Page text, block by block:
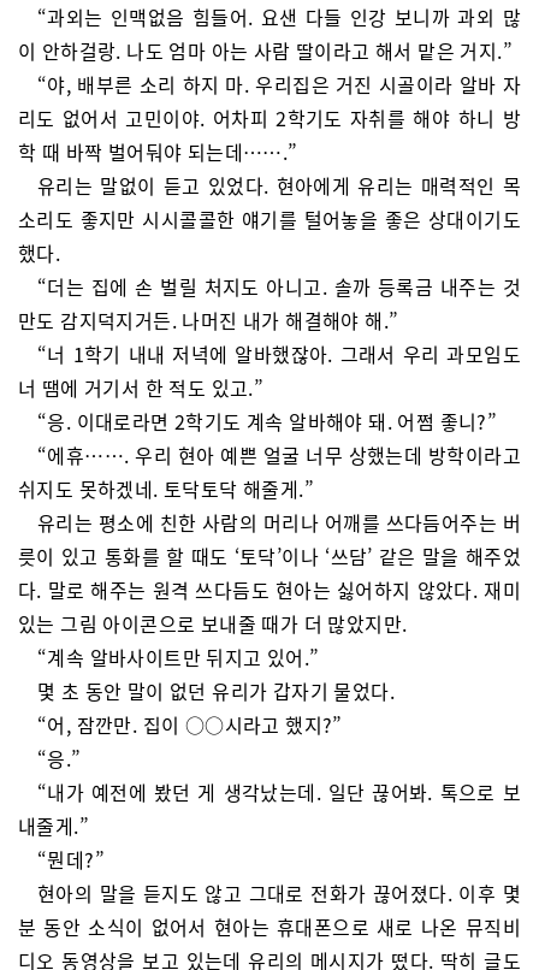
“과외는 인맥없음 힘들어. 요샌 다들 인강 보니까 과외 많
이 안하걸랑. 나도 엄마 아는 사람 딸이라고 해서 맡은 거지.”
“야, 배부른 소리 하지 마. 우리집은 거진 시골이라 알바 자
리도 없어서 고민이야. 어차피 2학기도 자취를 해야 하니 방
학 때 바짝 벌어둬야 되는데…….”
유리는 말없이 듣고 있었다. 현아에게 유리는 매력적인 목
소리도 좋지만 시시콜콜한 얘기를 털어놓을 좋은 상대이기도
했다.
“더는 집에 손 벌릴 처지도 아니고. 솔까 등록금 내주는 것
만도 감지덕지거든. 나머진 내가 해결해야 해.”
“너 1학기 내내 저녁에 알바했잖아. 그래서 우리 과모임도
너 땜에 거기서 한 적도 있고.”
“응. 이대로라면 2학기도 계속 알바해야 돼. 어쩜 좋니?”
“에휴……. 우리 현아 예쁜 얼굴 너무 상했는데 방학이라고
쉬지도 못하겠네. 토닥토닥 해줄게.”
유리는 평소에 친한 사람의 머리나 어깨를 쓰다듬어주는 버
릇이 있고 통화를 할 때도 ‘토닥’이나 ‘쓰담’ 같은 말을 해주었
다. 말로 해주는 원격 쓰다듬도 현아는 싫어하지 않았다. 재미
있는 그림 아이콘으로 보내줄 때가 더 많았지만.
“계속 알바사이트만 뒤지고 있어.”
몇 초 동안 말이 없던 유리가 갑자기 물었다.
“어, 잠깐만. 집이 ○○시라고 했지?”
“응.”
“내가 예전에 봤던 게 생각났는데. 일단 끊어봐. 톡으로 보
내줄게.”
“뭔데?”
현아의 말을 듣지도 않고 그대로 전화가 끊어졌다. 이후 몇
분 동안 소식이 없어서 현아는 휴대폰으로 새로 나온 뮤직비
디오 동영상을 보고 있는데 유리의 메시지가 떴다. 딱히 글도